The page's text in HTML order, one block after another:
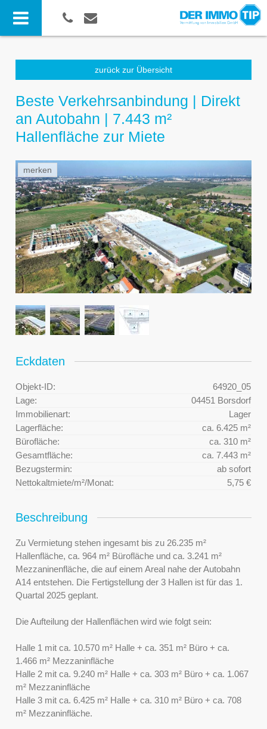
zurück zur Übersicht
Beste Verkehrsanbindung | Direkt
an Autobahn | 7.443 m²
Hallenfläche zur Miete
merken
Eckdaten
Objekt-ID:
64920_05
Lage:
04451 Borsdorf
Immobilienart:
Lager
Lagerfläche:
ca. 6.425 m²
Bürofläche:
ca. 310 m²
Gesamtfläche:
ca. 7.443 m²
Bezugstermin:
ab sofort
Nettokaltmiete/m²/Monat:
5,75 €
Beschreibung
Zu Vermietung stehen ingesamt bis zu 26.235 m²
Hallenfläche, ca. 964 m² Bürofläche und ca. 3.241 m²
Mezzaninenfläche, die auf einem Areal nahe der Autobahn
A14 entstehen. Die Fertigstellung der 3 Hallen ist für das 1.
Quartal 2025 geplant.
Die Aufteilung der Hallenflächen wird wie folgt sein:
Halle 1 mit ca. 10.570 m² Halle + ca. 351 m² Büro + ca.
1.466 m² Mezzaninfläche
Halle 2 mit ca. 9.240 m² Halle + ca. 303 m² Büro + ca. 1.067
m² Mezzaninfläche
Halle 3 mit ca. 6.425 m² Halle + ca. 310 m² Büro + ca. 708
m² Mezzaninfläche.